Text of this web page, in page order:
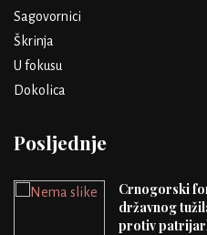
Sagovornici
Škrinja
U fokusu
Dokolica
Posljednje
Crnogorski
državnog
protiv